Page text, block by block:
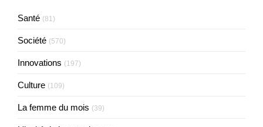
Santé (81)
Société (570)
Innovations (197)
Culture (109)
La femme du mois (39)